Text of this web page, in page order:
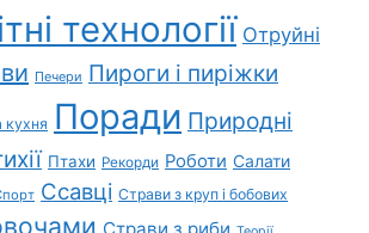
технології Отруйні
Печери Пироги і пиріжки
кухня Поради Природні
Птахи Рекорди Роботи Салати
Ссавці Страви з круп і бобових